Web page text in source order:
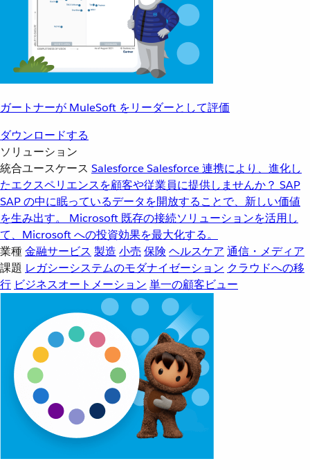
ガートナーが MuleSoft をリーダーとして評価
ダウンロードする
ソリューション
統合ユースケース SalesforceSalesforce 連携により、進化し
たエクスペリエンスを顧客や従業員に提供しませんか？ SAP
SAP の中に眠っているデータを開放することで、新しい価値
を生み出す。
Microsoft 既存の接続ソリューションを活用し
て、Microsoft への投資効果を最大化する。
業種金融サービス 製造 小売 保険 ヘルスケア 通信・メディア
課題 レガシーシステムのモダナイゼーション クラウドへの移
行 ビジネスオートメーション 単一の顧客ビュー